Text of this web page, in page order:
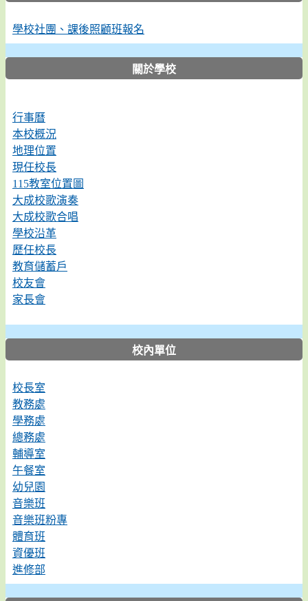
學校社團、課後照顧班報名
關於學校
行事曆
本校概況
地理位置
現任校長
115教室位置圖
大成校歌演奏
大成校歌合唱
學校沿革
歷任校長
教育儲蓄戶
校友會
家長會
校內單位
校長室
教務處
學務處
總務處
輔導室
午餐室
幼兒園
音樂班
音樂班粉專
體育班
資優班
進修部